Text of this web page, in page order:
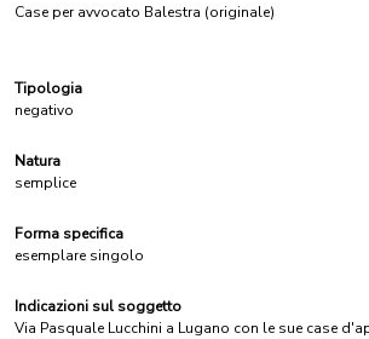
Case per avvocato Balestra (originale)
Tipologia
negativo
Natura
semplice
Forma specifica
esemplare singolo
Indicazioni sul soggetto
Via Pasquale Lucchini a Lugano con le sue case